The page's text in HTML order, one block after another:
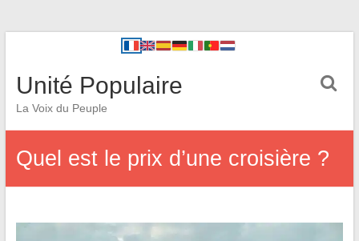
Unité Populaire
La Voix du Peuple
Quel est le prix d’une croisière ?